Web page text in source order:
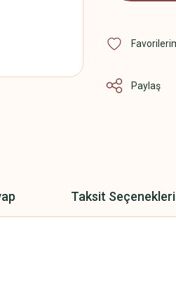
Paylaş
Taksit Seçenekleri